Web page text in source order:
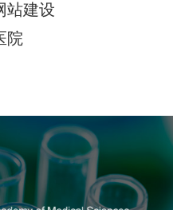
站建设
院
科学院